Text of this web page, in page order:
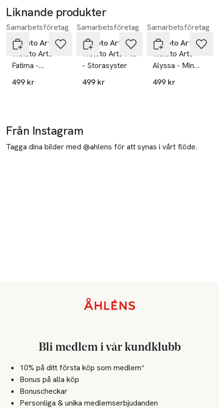
Liknande produkter
Hoppa över bildspelet
Samarbetsföretag
Watoto Arts
Watoto Arts
Fatima -
Storasyster
499 kr
Samarbetsföretag
Watoto Arts
Watoto Arts Mia
- Storasyster
499 kr
Samarbetsföretag
Watoto Arts
Watoto Arts
Alyssa - Min
Första Docka
499 kr
Från Instagram
Tagga dina bilder med @ahlens för att synas i vårt flöde.
Bli medlem i vår kundklubb
10% på ditt första köp som medlem*
Bonus på alla köp
Bonuscheckar
Personliga & unika medlemserbjudanden